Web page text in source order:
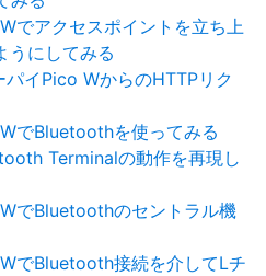
でアクセスポイントを立ち上
うにしてみる
イPico WからのHTTPリク
でBluetoothを使ってみる
Terminalの動作を再現し
でBluetoothのセントラル機
でBluetooth接続を介してLチ